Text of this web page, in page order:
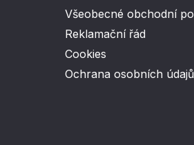
Všeobecné obchodní
Reklamační řád
Cookies
Ochrana osobních údajů